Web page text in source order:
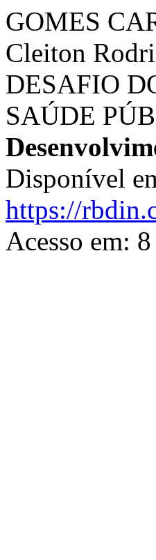
GOMES
Cleiton
DESAFIO
SAÚDE
Disponível
https://
Acesso em: